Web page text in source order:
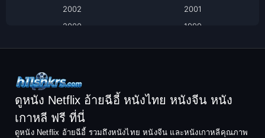
Comedy ตลก
2002
2001
2000
1999
1994
1992
1991
1990
1988
1987
ดูหนัง Netflix อ้ายฉีอี้ หนังไทย หนังจีน หนัง
เกาหลี ฟรี ที่นี่
ดูหนัง Netflix อ้ายฉีอี้ รวมถึงหนังไทย หนังจีน และหนังเกาหลีคุณภาพ